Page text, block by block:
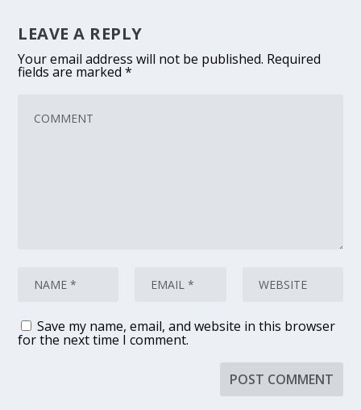
LEAVE A REPLY
Your email address will not be published. Required
fields are marked*
Save my name, email, and website in this browser
for the next time I comment.